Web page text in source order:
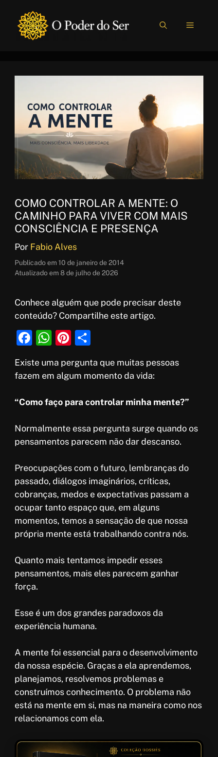
MENU
COMO CONTROLAR A MENTE: O
CAMINHO PARA VIVER COM MAIS
CONSCIÊNCIA E PRESENÇA
Por Fabio Alves
Publicado em 10 de janeiro de 2014
Atualizado em 8 de julho de 2026
Conhece alguém que pode precisar deste
conteúdo? Compartilhe este artigo.
F
c
e
b
o
k
W
at
s
A
p
Pi
er
e
st
ar
e
Existe uma pergunta que muitas pessoas
fazem em algum momento da vida:
“Como faço para controlar minha mente?”
Normalmente essa pergunta surge quando os
pensamentos parecem não dar descanso.
Preocupações com o futuro, lembranças do
passado, diálogos imaginários, críticas,
cobranças, medos e expectativas passam a
ocupar tanto espaço que, em alguns
momentos, temos a sensação de que nossa
própria mente está trabalhando contra nós.
Quanto mais tentamos impedir esses
pensamentos, mais eles parecem ganhar
força.
Esse é um dos grandes paradoxos da
experiência humana.
A mente foi essencial para o desenvolvimento
da nossa espécie. Graças a ela aprendemos,
planejamos, resolvemos problemas e
construímos conhecimento. O problema não
está na mente em si, mas na maneira como nos
relacionamos com ela.